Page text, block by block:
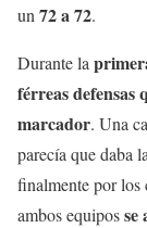
un 72 a 72.
Durante la
férreas
marcador. Una
parecía que daba
finalmente por los
ambos equiposse